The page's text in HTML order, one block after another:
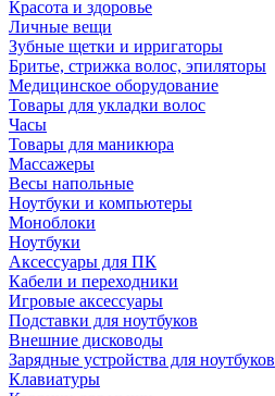
Красота и здоровье
Личные вещи
Зубные щетки и ирригаторы
Бритье, стрижка волос, эпиляторы
Медицинское оборудование
Товары для укладки волос
Часы
Товары для маникюра
Массажеры
Весы напольные
Ноутбуки и компьютеры
Моноблоки
Ноутбуки
Аксессуары для ПК
Кабели и переходники
Игровые аксессуары
Подставки для ноутбуков
Внешние дисководы
Зарядные устройства для ноутбуков
Клавиатуры